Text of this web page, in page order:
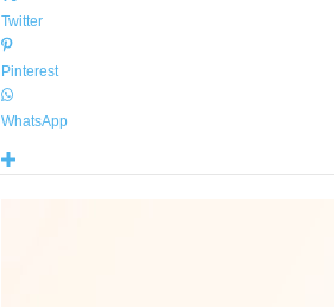
Twitter
Pinterest
WhatsApp